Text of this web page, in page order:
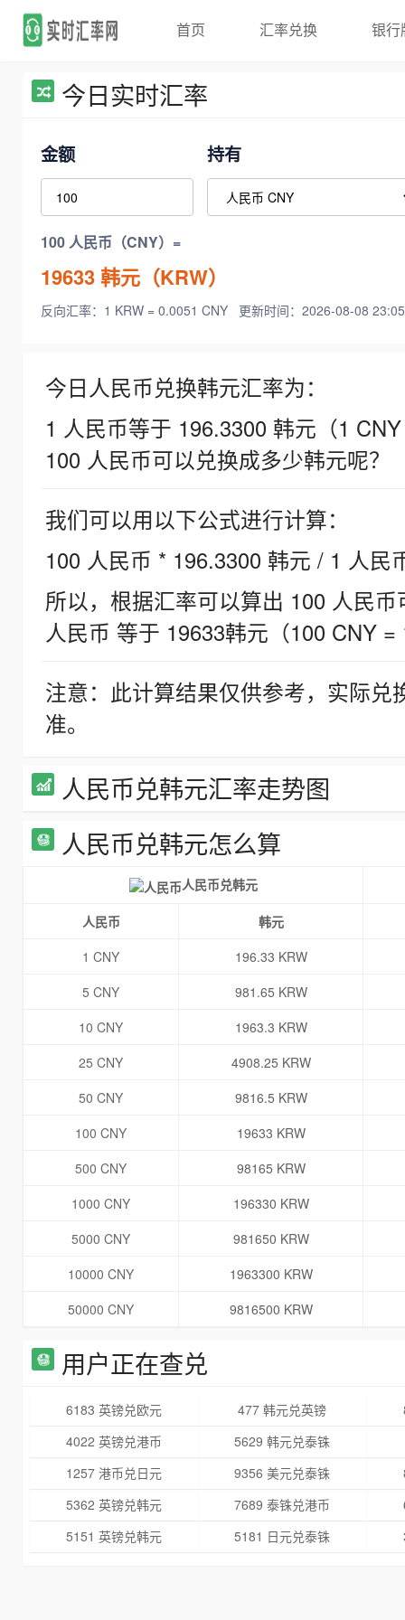
首页 汇率兑换 银行
今日实时汇率
金额 持有
100 人民币（CNY）=
19633韩元（KRW）
反向汇率：1 KRW = 0.0051 CNY 更新时间：2026-08-08
今日人民币兑换韩元汇率为：
1 人民币等于 196.3300 韩元（1
100 人民币可以兑换成多少韩元呢？
我们可以用以下公式进行计算：
100 人民币 * 196.3300 韩元 / 1 人民
所以，根据汇率可以算出 100 人民
人民币 等于 19633韩元（100 CNY =
注意：此计算结果仅供参考，实际
准。
人民币兑韩元汇率走势图
人民币兑韩元怎么算
人民币兑韩元
人民币
韩元
1 CNY
196.33 KRW
5 CNY
981.65 KRW
10 CNY
1963.3 KRW
25 CNY
4908.25 KRW
50 CNY
9816.5 KRW
100 CNY
19633 KRW
500 CNY
98165 KRW
1000 CNY
196330 KRW
5000 CNY
981650 KRW
10000 CNY
1963300 KRW
50000 CNY
9816500 KRW
用户正在查兑
6183 英镑兑欧元 477 韩元兑英镑
4022 英镑兑港币
5629 韩元兑泰铢
1257 港币兑日元
9356 美元兑泰铢
5362 英镑兑韩元
7689 泰铢兑港币
5151 英镑兑韩元
5181 日元兑泰铢